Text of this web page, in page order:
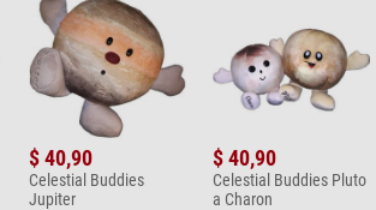
$ 40,90
Celestial Buddies
Jupiter
$ 40,90
Celestial Buddies Pluto
a Charon